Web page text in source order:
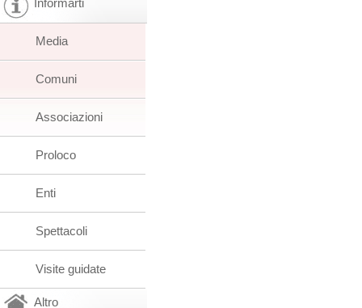
Informarti
Media
Comuni
Associazioni
Proloco
Enti
Spettacoli
Visite guidate
Altro